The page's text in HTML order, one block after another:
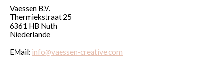
Vaessen B.V.
Thermiekstraat 25
6361 HB Nuth
Niederlande
EMail: info@vaessen-creative.com